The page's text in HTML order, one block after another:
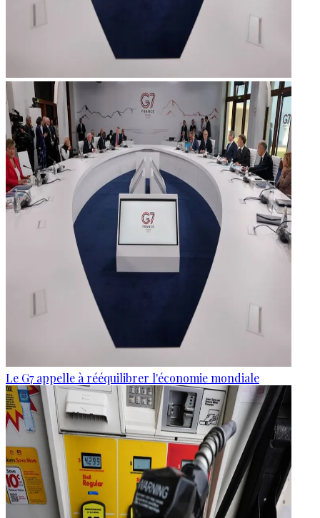
Le G7 appelle à rééquilibrer l'économie mondiale